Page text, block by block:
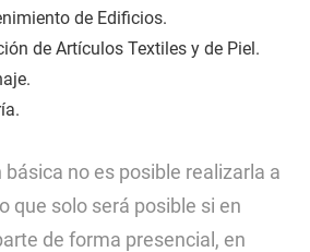
de Edificios.
de Artículos Textiles y de Piel.
no es posible realizarla a
que solo será posible si en
de forma presencial, en